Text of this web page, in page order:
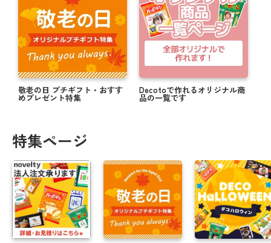
敬老の日 プチギフト・おすす
めプレゼント特集
Decotoで作れるオリジナル商
品の一覧です
特集ページ